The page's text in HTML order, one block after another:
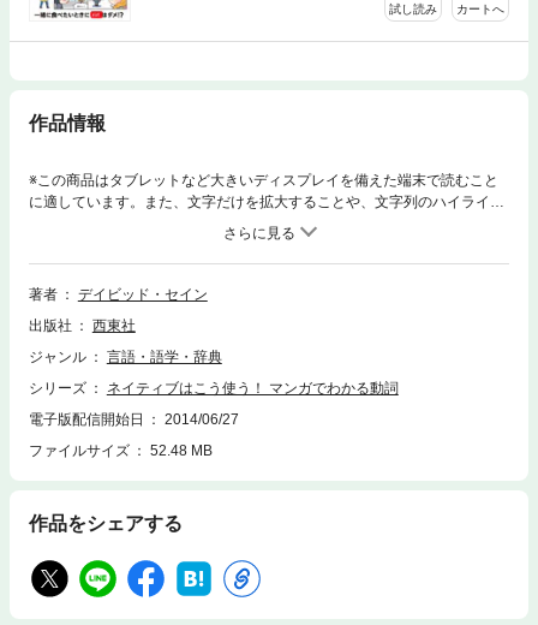
試し読み カートへ
作品情報
※この商品はタブレットなど大きいディスプレイを備えた端末で読むこと
に適しています。また、文字だけを拡大することや、文字列のハイライ
ト、検索、辞書の参照、引用などの機能が使用できません。著者は、日米
会話学院などでの豊富な教授経験を生かし執筆や翻訳などで活躍中のデイ
ビッド・セイン氏。本書では、日本人が苦手としがちな、日常的によく使
われる「動詞」の使い分けについてをマンガで楽しく解説します。愉快な
う使うのかを無理なく理解できます。 ＜電子書籍について＞※本電子書籍
は同じ書名の出版物を底本とし電子書籍化したものです。※本電子書籍に
当時の情報に基づき作成されたものです。※印刷出版を電子書籍化するに
あたり、電子書籍としては不要な情報を含んでいる場合があります。ま
seitosha
著者
デイビッド・セイン
出版社
西東社
ジャンル
言語・語学・辞典
シリーズ
ネイティブはこう使う！ マンガでわかる動詞
電子版配信開始日
2014/06/27
ファイルサイズ
52.48 MB
作品をシェアする